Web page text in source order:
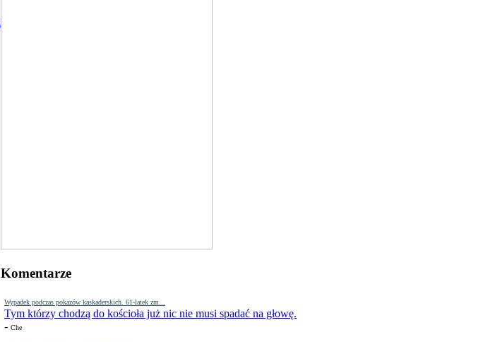
Komentarze
Wypadek podczas pokazów kaskaderskich. 61-latek zm...
Tym którzy chodzą do kościoła już nic nie musi spadać na głowę.
- Che